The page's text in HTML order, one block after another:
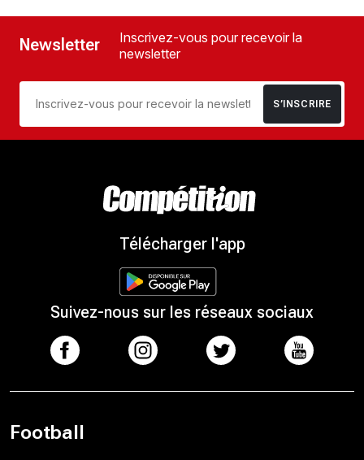
Newsletter
Inscrivez-vous pour recevoir la
newsletter
S’INSCRIRE
Télécharger l'app
Suivez-nous sur les réseaux sociaux
Football